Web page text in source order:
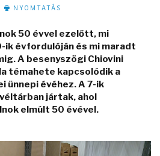
NYOMTATÁS
50 évvel ezelőtt, mi
évfordulóján és mi maradt
A besenyszögi Chiovini
témahete kapcsolódik a
ünnepi évéhez. A 7-ik
jártak, ahol
elmúlt 50 évével.